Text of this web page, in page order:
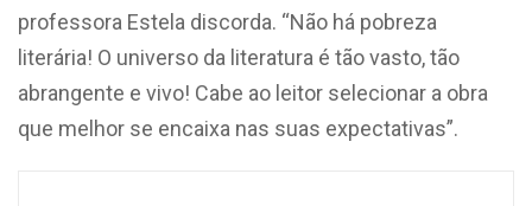
professora Estela discorda. “Não há pobreza
literária! O universo da literatura é tão vasto, tão
abrangente e vivo! Cabe ao leitor selecionar a obra
que melhor se encaixa nas suas expectativas”.